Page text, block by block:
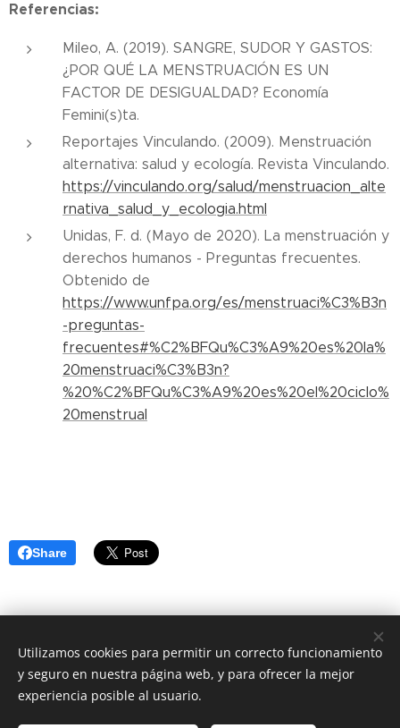
Referencias:
Mileo, A. (2019). SANGRE, SUDOR Y GASTOS:
¿POR QUÉ LA MENSTRUACIÓN ES UN
FACTOR DE DESIGUALDAD? Economía
Femini(s)ta.
Reportajes Vinculando. (2009). Menstruación
alternativa: salud y ecología. Revista Vinculando.
https://vinculando.org/salud/menstruacion_alte
rnativa_salud_y_ecologia.html
Unidas, F. d. (Mayo de 2020). La menstruación y
derechos humanos - Preguntas frecuentes.
Obtenido de
https://www.unfpa.org/es/menstruaci%C3%B3n
-preguntas-
frecuentes#%C2%BFQu%C3%A9%20es%20la%
20menstruaci%C3%B3n?
%20%C2%BFQu%C3%A9%20es%20el%20ciclo%
20menstrual
Share
CARTA POLÍTICA
Utilizamos cookies para permitir un correcto funcionamiento
y seguro en nuestra página web, y para ofrecer la mejor
experiencia posible al usuario.